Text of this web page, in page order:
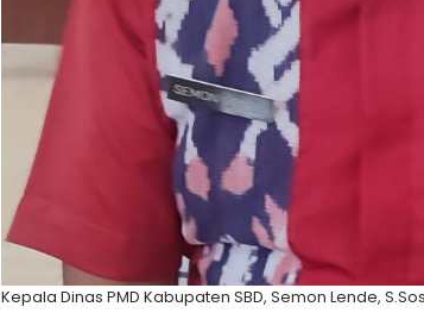
Kepala Dinas PMD Kabupaten SBD, Semon Lende,